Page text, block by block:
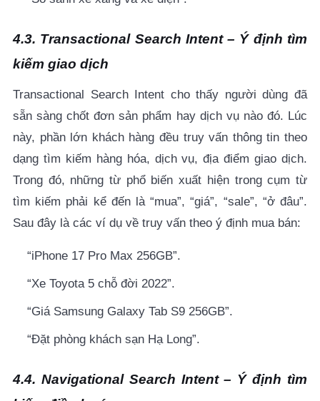
4.3. Transactional Search Intent – Ý định tìm
kiếm giao dịch
Transactional Search Intent cho thấy người dùng đã
sẵn sàng chốt đơn sản phẩm hay dịch vụ nào đó. Lúc
này, phần lớn khách hàng đều truy vấn thông tin theo
dạng tìm kiếm hàng hóa, dịch vụ, địa điểm giao dịch.
Trong đó, những từ phổ biến xuất hiện trong cụm từ
tìm kiếm phải kể đến là “mua”, “giá”, “sale”, “ở đâu”.
Sau đây là các ví dụ về truy vấn theo ý định mua bán:
“iPhone 17 Pro Max 256GB”.
“Xe Toyota 5 chỗ đời 2022”.
“Giá Samsung Galaxy Tab S9 256GB”.
“Đặt phòng khách sạn Hạ Long”.
4.4. Navigational Search Intent – Ý định tìm